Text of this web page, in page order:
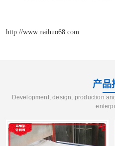
http://www.naihuo68.com
产品
Development, design, production